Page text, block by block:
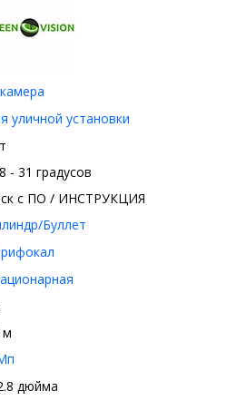
уличной установки
- 31 градусов
с ПО / ИНСТРУКЦИЯ
Буллет
м
дюйма